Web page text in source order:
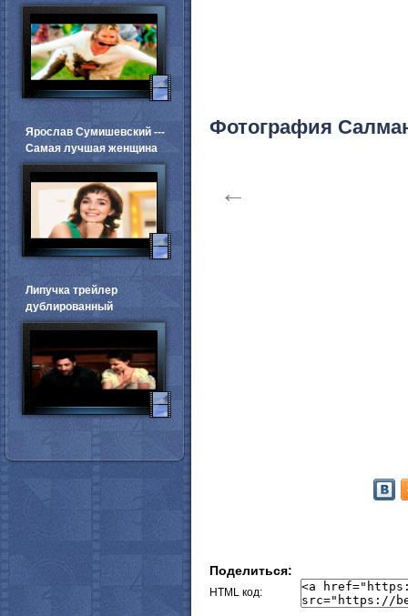
Фотография
←
Поделиться:
HTML код:
Ярослав Сумишевский ---
Самая лучшая женщина
Липучка трейлер
дублированный